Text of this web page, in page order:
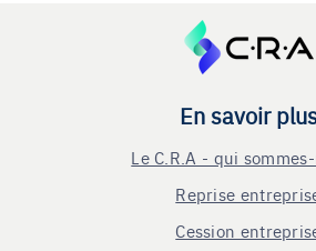
En savoir
Le C.R.A - qui
Reprise
Cession